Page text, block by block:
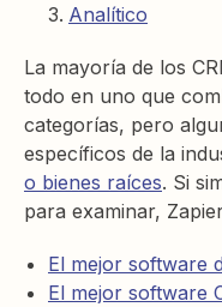
Analítico
La mayoría de los
todo en uno que
categorías, pero
específicos de la
o bienes raíces. Si
para examinar,
El mejor software
El mejor software